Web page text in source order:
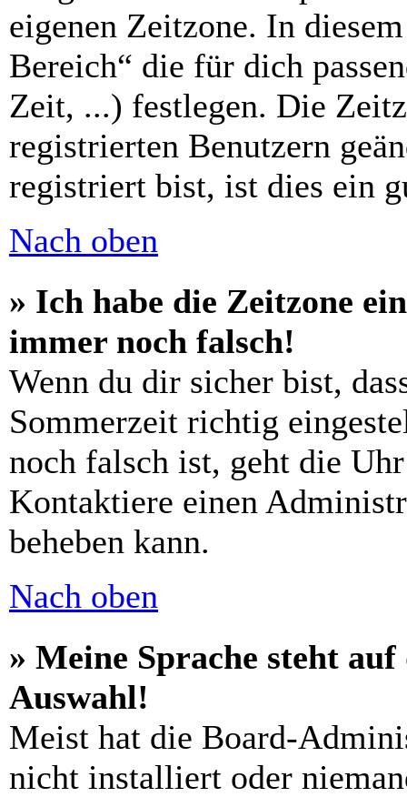
eigenen Zeitzone. In
Bereich“ die für dich
Zeit, ...) festlegen. Die
registrierten Benutzern
registriert bist, ist dies ein
Nach oben
» Ich habe die Zeitzone
immer noch falsch!
Wenn du dir sicher bist,
Sommerzeit richtig
noch falsch ist, geht die
Kontaktiere einen
beheben kann.
Nach oben
» Meine Sprache steht
Auswahl!
Meist hat die Board-
nicht installiert oder